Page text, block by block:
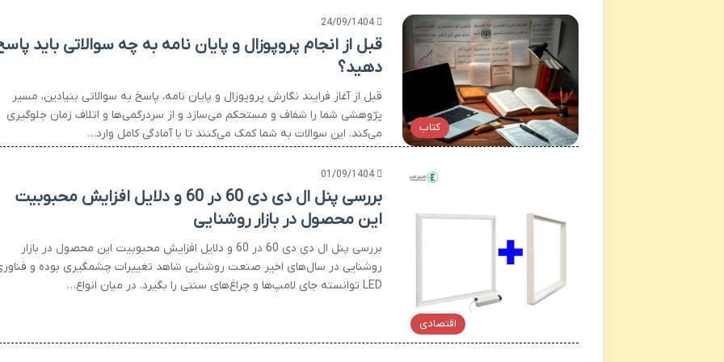
کتاب
24/09/1404
قبل از انجام پروپوزال و پایان نامه به چه سوالاتی باید
دهید؟
قبل از آغاز فرایند نگارش پروپوزال و پایان نامه، پاسخ به سوالاتی بنیادین، مسیر
پژوهشی شما را شفاف و مستحکم می‌سازد و از سردرگمی‌ها و اتلاف زمان جلوگیری
می‌کند. این سوالات به شما کمک می‌کنند تا با آمادگی کامل وارد…
اقتصادی
01/09/1404
بررسی پنل ال دی دی 60 در 60 و دلایل افزایش محبوبیت
این محصول در بازار روشنایی
بررسی پنل ال دی دی 60 در 60 و دلایل افزایش محبوبیت این محصول در بازار
روشنایی در سال‌های اخیر صنعت روشنایی شاهد تغییرات چشمگیری بوده و
LED توانسته جای لامپ‌ها و چراغ‌های سنتی را بگیرد. در میان انواع…